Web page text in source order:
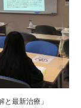
最新治療」